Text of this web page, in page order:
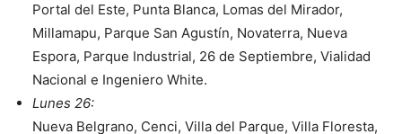
Portal del Este, Punta Blanca, Lomas del Mirador,
Millamapu, Parque San Agustín, Novaterra, Nueva
Espora, Parque Industrial, 26 de Septiembre, Vialidad
Nacional e Ingeniero White.
Lunes 26:
Nueva Belgrano, Cenci, Villa del Parque, Villa Floresta,